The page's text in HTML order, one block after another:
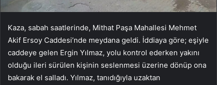
Kaza, sabah saatlerinde, Mithat Paşa Mahallesi Mehmet
Akif Ersoy Caddesi’nde meydana geldi. İddiaya göre; eşiyle
caddeye gelen Ergin Yılmaz, yolu kontrol ederken yakını
olduğu ileri sürülen kişinin seslenmesi üzerine dönüp ona
bakarak el salladı. Yılmaz, tanıdığıyla uzaktan